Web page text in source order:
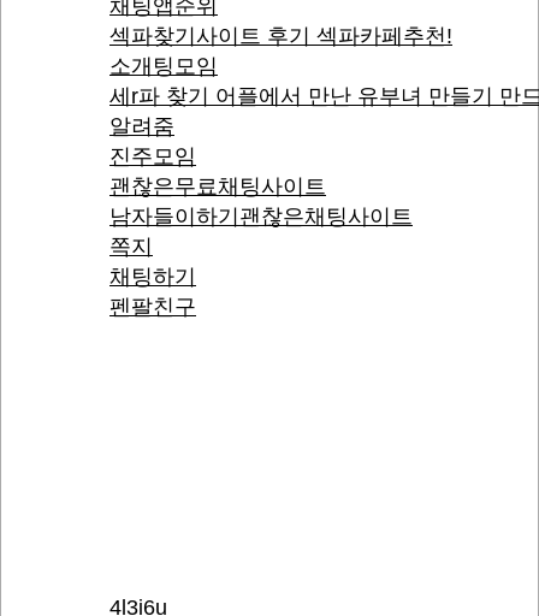
채팅앱순위
섹파찾기사이트 후기 섹파카페추천!
소개팅모임
세r파 찾기 어플에서 만난 유부녀 만들기 만
알려줌
진주모임
괜찮은무료채팅사이트
남자들이하기괜찮은채팅사이트
쪽지
채팅하기
펜팔친구
4l3i6u